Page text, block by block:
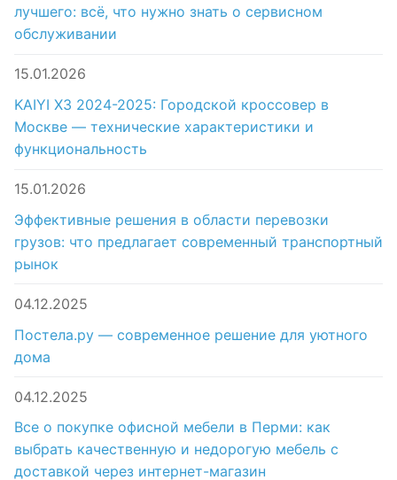
лучшего: всё, что нужно знать о сервисном
обслуживании
15.01.2026
KAIYI X3 2024-2025: Городской кроссовер в
Москве — технические характеристики и
функциональность
15.01.2026
Эффективные решения в области перевозки
грузов: что предлагает современный транспортный
рынок
04.12.2025
Постела.ру — современное решение для уютного
дома
04.12.2025
Все о покупке офисной мебели в Перми: как
выбрать качественную и недорогую мебель с
доставкой через интернет-магазин